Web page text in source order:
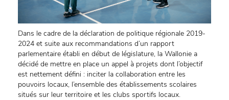
Dans le cadre de la déclaration de politique régionale 2019-
2024 et suite aux recommandations d’un rapport
parlementaire établi en début de législature, la Wallonie a
décidé de mettre en place un appel à projets dont l’objectif
est nettement défini : inciter la collaboration entre les
pouvoirs locaux, l’ensemble des établissements scolaires
situés sur leur territoire et les clubs sportifs locaux.